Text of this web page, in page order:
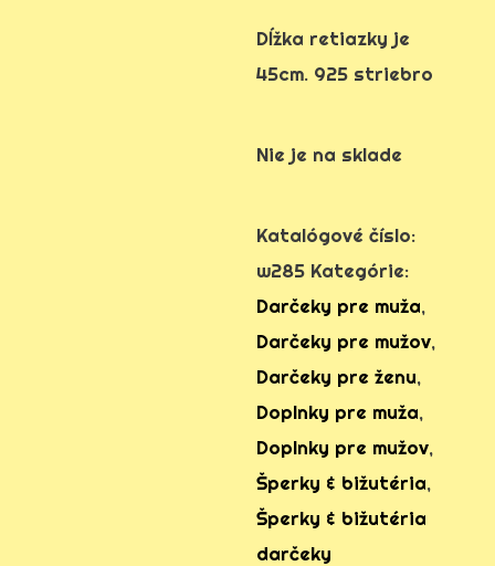
Dĺžka retiazky je
45cm. 925 striebro
Nie je na sklade
Katalógové číslo:
w285 Kategórie:
Darčeky pre muža,
Darčeky pre mužov,
Darčeky pre ženu,
Doplnky pre muža,
Doplnky pre mužov,
Šperky & bižutéria,
Šperky & bižutéria
darčeky